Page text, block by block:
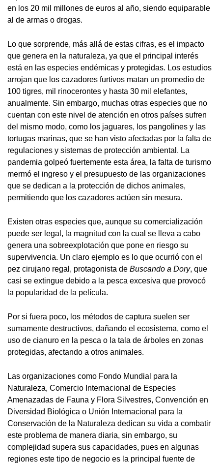
en los 20 mil millones de euros al año, siendo equiparable
al de armas o drogas.
Lo que sorprende, más allá de estas cifras, es el impacto
que genera en la naturaleza, ya que el principal interés
está en las especies endémicas y protegidas. Los estudios
arrojan que los cazadores furtivos matan un promedio de
100 tigres, mil rinocerontes y hasta 30 mil elefantes,
anualmente. Sin embargo, muchas otras especies que no
cuentan con este nivel de atención en otros países sufren
del mismo modo, como los jaguares, los pangolines y las
tortugas marinas, que se han visto afectadas por la falta de
regulaciones y sistemas de protección ambiental. La
pandemia golpeó fuertemente esta área, la falta de turismo
mermó el ingreso y el presupuesto de las organizaciones
que se dedican a la protección de dichos animales,
permitiendo que los cazadores actúen sin mesura.
Existen otras especies que, aunque su comercialización
puede ser legal, la magnitud con la cual se lleva a cabo
genera una sobreexplotación que pone en riesgo su
supervivencia. Un claro ejemplo es lo que ocurrió con el
pez cirujano regal, protagonista de Buscando a Dory, que
casi se extingue debido a la pesca excesiva que provocó
la popularidad de la película.
Por si fuera poco, los métodos de captura suelen ser
sumamente destructivos, dañando el ecosistema, como el
uso de cianuro en la pesca o la tala de árboles en zonas
protegidas, afectando a otros animales.
Las organizaciones como Fondo Mundial para la
Naturaleza, Comercio Internacional de Especies
Amenazadas de Fauna y Flora Silvestres, Convención en
Diversidad Biológica o Unión Internacional para la
Conservación de la Naturaleza dedican su vida a combatir
este problema de manera diaria, sin embargo, su
complejidad supera sus capacidades, pues en algunas
regiones este tipo de negocio es la principal fuente de